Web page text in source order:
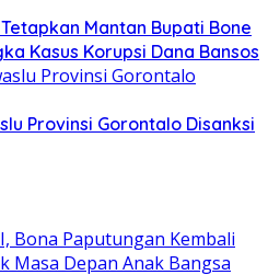
Mantan Bupati Bone
Kasus Korupsi Dana Bansos
Provinsi Gorontalo Disanksi